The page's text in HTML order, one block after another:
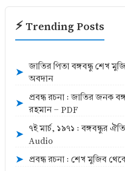
⚡ Trending Posts
➤
জাতির পিতা বঙ্গবন্ধু শেখ
অবদান
➤
প্রবন্ধ রচনা : জাতির জনক
রহমান - PDF
➤
৭ই মার্চ, ১৯৭১ : বঙ্গবন্ধুর
Audio
➤ প্রবন্ধ রচনা : শেখ মুজিব